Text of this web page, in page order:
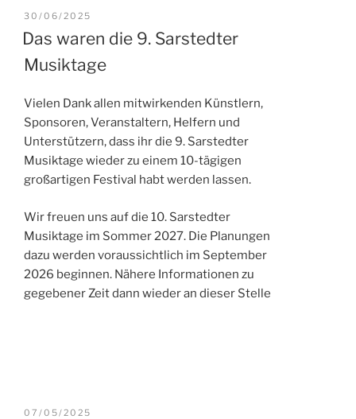
VERÖFFENTLICHT
30/06/2025
Das waren die 9. Sarstedter
Musiktage
Vielen Dank allen mitwirkenden Künstlern,
Sponsoren, Veranstaltern, Helfern und
Unterstützern, dass ihr die 9. Sarstedter
Musiktage wieder zu einem 10-tägigen
großartigen Festival habt werden lassen.
Wir freuen uns auf die 10. Sarstedter
Musiktage im Sommer 2027. Die Planungen
dazu werden voraussichtlich im September
2026 beginnen. Nähere Informationen zu
gegebener Zeit dann wieder an dieser Stelle
VERÖFFENTLICHT
07/05/2025